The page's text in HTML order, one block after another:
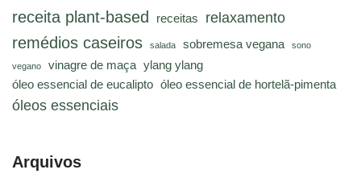
receita plant-based receitas relaxamento
remédios caseiros salada sobremesa vegana sono
vegano vinagre de maça ylang ylang
óleo essencial de eucalipto óleo essencial de hortelã-pimenta
óleos essenciais
Arquivos